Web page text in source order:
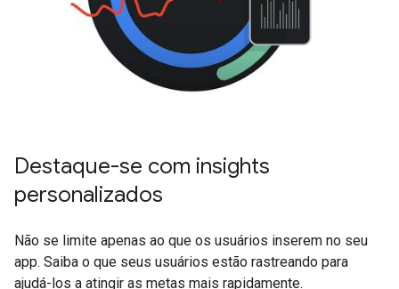
Destaque-se com insights
personalizados
Não se limite apenas ao que os usuários inserem no seu
app. Saiba o que seus usuários estão rastreando para
ajudá-los a atingir as metas mais rapidamente.